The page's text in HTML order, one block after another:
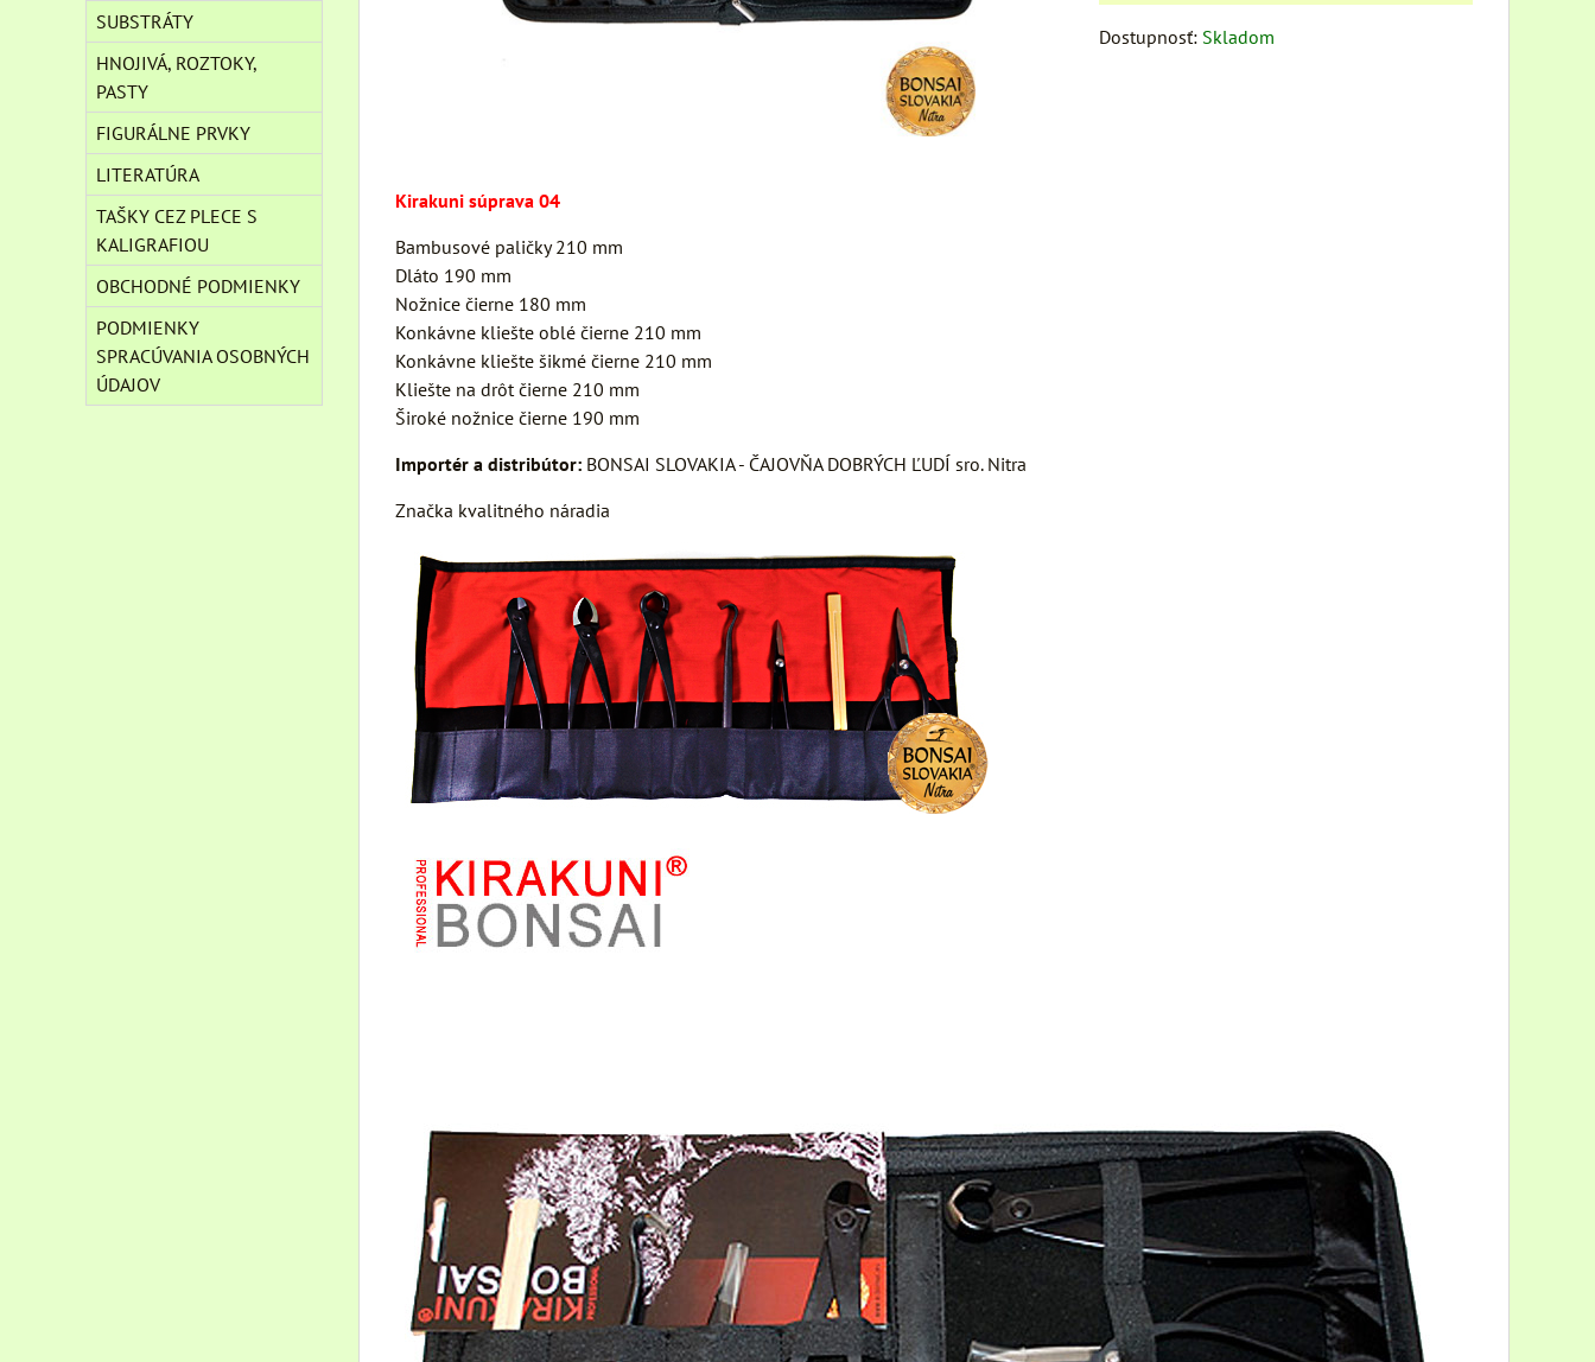
Dostupnosť: Skladom
Kirakuni súprava 04
Bambusové paličky 210 mm
Dláto 190 mm
Nožnice čierne 180 mm
Konkávne kliešte oblé čierne 210 mm
Konkávne kliešte šikmé čierne 210 mm
Kliešte na drôt čierne 210 mm
Široké nožnice čierne 190 mm
Importér a distribútor: BONSAI SLOVAKIA - ČAJOVŇA DOBRÝCH ĽUDÍ sro. Nitra
Značka kvalitného náradia
SUBSTRÁTY
HNOJIVÁ, ROZTOKY,
PASTY
FIGURÁLNE PRVKY
LITERATÚRA
TAŠKY CEZ PLECE S
KALIGRAFIOU
OBCHODNÉ PODMIENKY
PODMIENKY
SPRACÚVANIA OSOBNÝCH
ÚDAJOV